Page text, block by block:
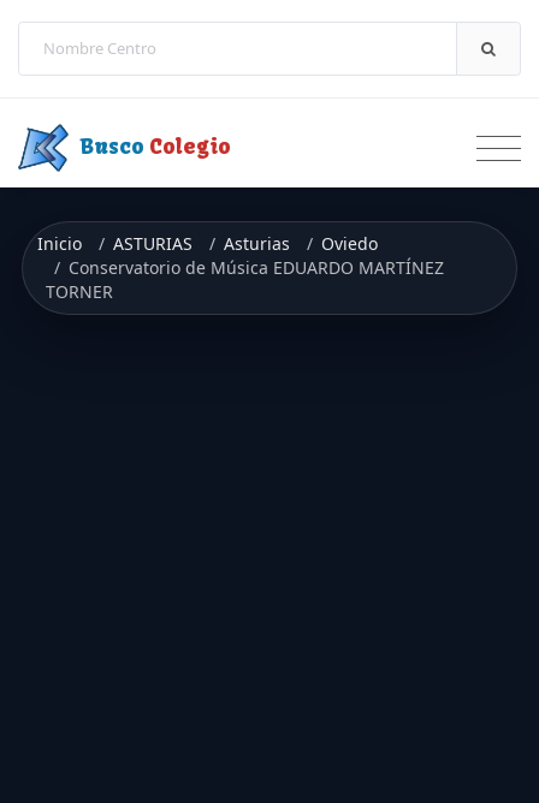
Busco Colegio
Inicio ASTURIAS Asturias
Oviedo
Conservatorio de Música EDUARDO MARTÍNEZ
TORNER